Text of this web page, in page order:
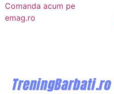
Comanda acum pe
emag.ro